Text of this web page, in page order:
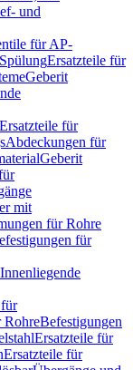
und
für AP-
Ersatzteile für
Geberit
Ersatzteile für
Abdeckungen für
Geberit
mit
für Rohre
für
RohreBefestigungen
Ersatzteile für
Ersatzteile für